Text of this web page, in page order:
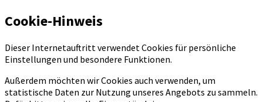
Cookie-Hinweis
Dieser Internetauftritt verwendet Cookies für persönliche
Einstellungen und besondere Funktionen.
Außerdem möchten wir Cookies auch verwenden, um
statistische Daten zur Nutzung unseres Angebots zu sammeln.